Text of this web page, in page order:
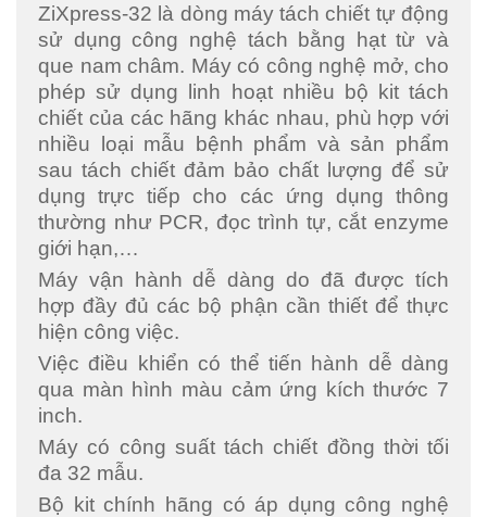
ZiXpress-32 là dòng máy tách chiết tự động
sử dụng công nghệ tách bằng hạt từ và
que nam châm. Máy có công nghệ mở, cho
phép sử dụng linh hoạt nhiều bộ kit tách
chiết của các hãng khác nhau, phù hợp với
nhiều loại mẫu bệnh phẩm và sản phẩm
sau tách chiết đảm bảo chất lượng để sử
dụng trực tiếp cho các ứng dụng thông
thường như PCR, đọc trình tự, cắt enzyme
giới hạn,…
Máy vận hành dễ dàng do đã được tích
hợp đầy đủ các bộ phận cần thiết để thực
hiện công việc.
Việc điều khiển có thể tiến hành dễ dàng
qua màn hình màu cảm ứng kích thước 7
inch.
Máy có công suất tách chiết đồng thời tối
đa 32 mẫu.
Bộ kit chính hãng có áp dụng công nghệ